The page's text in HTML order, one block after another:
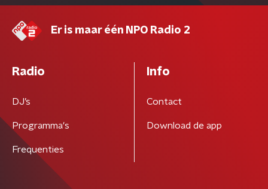
Er is maar één NPO Radio 2
Radio
DJ’s
Programma's
Frequenties
Info
Contact
Download de app